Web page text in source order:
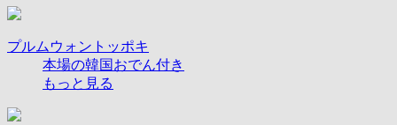
プルムウォントッポキ
本場の韓国おでん付き
もっと見る